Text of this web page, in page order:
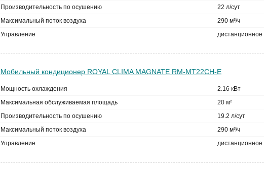
Производительность по осушению
22 л/сут
Максимальный поток воздуха
290 м³/ч
Управление
дистанционное
Мобильный кондиционер ROYAL CLIMA MAGNATE RM-MT22CH-E
Мощность охлаждения
2.16 кВт
Максимальная обслуживаемая площадь
20 м²
Производительность по осушению
19.2 л/сут
Максимальный поток воздуха
290 м³/ч
Управление
дистанционное